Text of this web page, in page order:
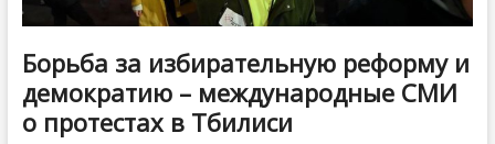
Борьба за избирательную реформу и
демократию – международные СМИ
о протестах в Тбилиси